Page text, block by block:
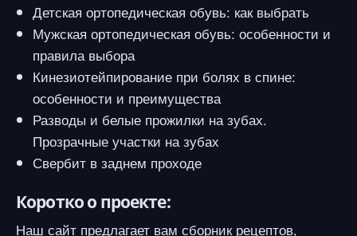
Детская ортопедическая обувь: как выбрать
Мужская ортопедическая обувь: особенности и
правила выбора
Кинезиотейпирование при болях в спине:
особенности и преимущества
Разводы и белые прожилки на зубах.
Прозрачные участки на зубах
Свербит в заднем проходе
Коротко о проекте:
Наш сайт предлагает вам сборник рецептов,